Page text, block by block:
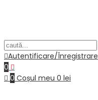
Autentificare/Înregistrare
0
0 Coșul meu 0 lei